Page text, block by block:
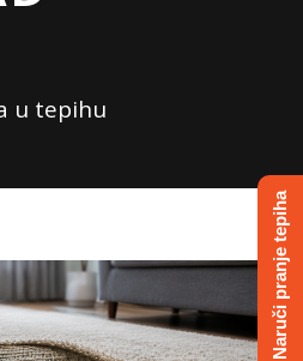
u tepihu
Naruči pranje tepiha